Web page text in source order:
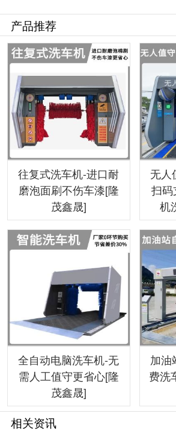
产品推荐
往复式洗车机-进口耐
磨泡面刷不伤车漆[隆
茂鑫晟]
无人
扫码
机
全自动电脑洗车机-无
需人工值守更省心[隆
茂鑫晟]
加油
费洗
相关资讯